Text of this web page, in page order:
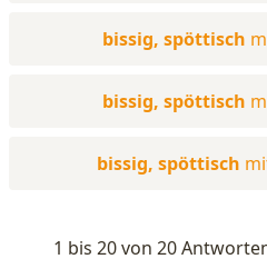
bissig, spöttisch
bissig, spöttisch
bissig, spöttisch
1 bis 20 von 20